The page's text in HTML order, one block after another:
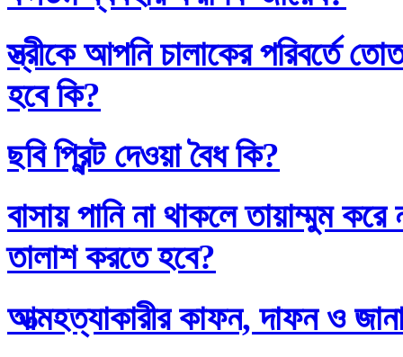
স্ত্রীকে আপনি চালাকের পরিবর্তে
হবে কি?
ছবি প্রিন্ট দেওয়া বৈধ কি?
বাসায় পানি না থাকলে তায়াম্মুম
তালাশ করতে হবে?
আত্মহত্যাকারীর কাফন, দাফন ও